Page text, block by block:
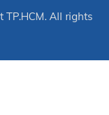
TP.HCM. All rights